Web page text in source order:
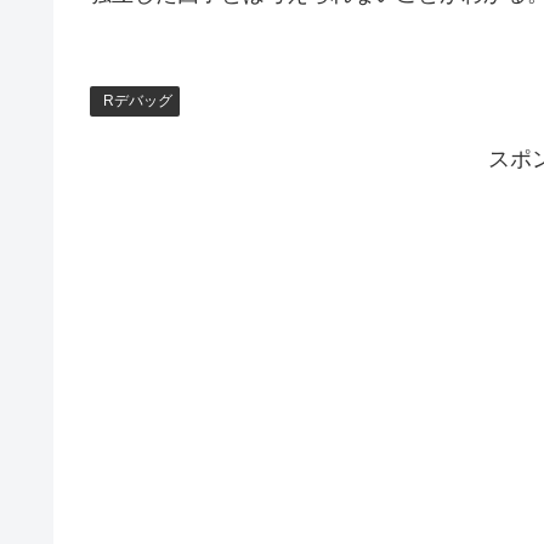
Rデバッグ
スポ